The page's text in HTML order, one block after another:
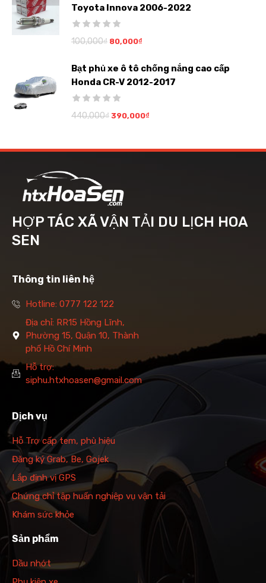
Toyota Innova 2006-2022
100,000₫ 80,000₫
Bạt phủ xe ô tô chống nắng cao cấp
Honda CR-V 2012-2017
440,000₫ 390,000₫
HỢP TÁC XÃ VẬN TẢI DU LỊCH HOA
SEN
Thông tin liên hệ
Hotline: 0777 122 122
Địa chỉ: RR15 Hồng Lĩnh,
Phường 15, Quận 10, Thành
phố Hồ Chí Minh
Hỗ trợ:
siphu.htxhoasen@gmail.com
Dịch vụ
Hỗ Trợ cấp tem, phù hiệu
Đăng ký Grab, Be, Gojek
Lắp định vị GPS
Chứng chỉ tập huấn nghiệp vụ vận tải
Khám sức khỏe
Sản phẩm
Dầu nhớt